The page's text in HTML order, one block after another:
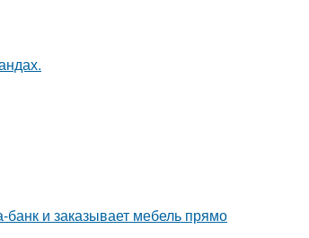
банк и заказывает мебель прямо